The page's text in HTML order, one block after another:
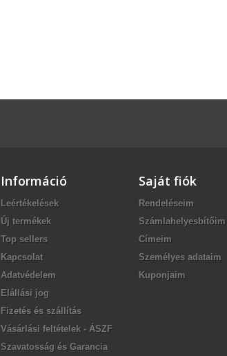
Információ
Leértékelések
Új termékek
Top sellers
Kapcsolat
Adatvédelem
Elállási jog
Fizetés és szállítás
Vásárlási feltételek - ÁSZF
Szavatosság és Garancia
Saját fiók
Rendeléseim
Számlahelyesbítőim
Címeim
Személyes adataim
Kuponjaim